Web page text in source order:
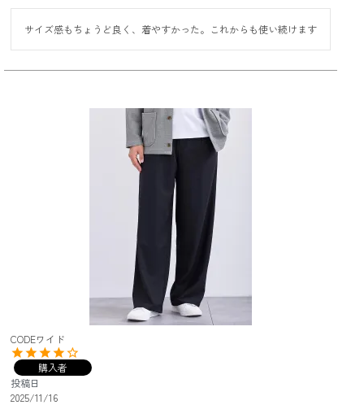
サイズ感もちょうど良く、着やすかった。これからも使い続けます
CODEワイド
購入者
投稿日
2025/11/16